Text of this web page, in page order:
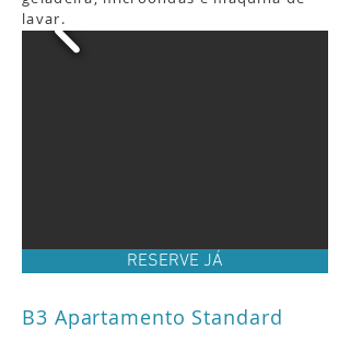
lavar.
Limite de pessoas: 04
Tamanho: 55m2
RESERVE JÁ
B3 Apartamento Standard